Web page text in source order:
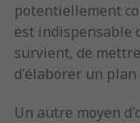
potentiellement
est indispensable
survient, de
d'élaborer un plan
Un autre moyen